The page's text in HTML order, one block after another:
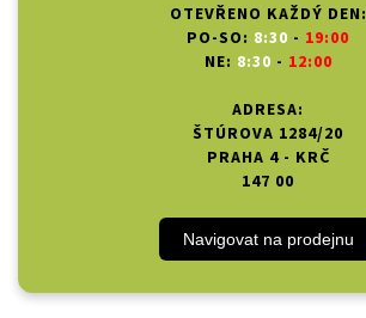
OTEVŘENO KAŽDÝ DEN:
PO-SO: 8:30 - 19:00
NE: 8:30 - 12:00
ADRESA:
ŠTÚROVA 1284/20
PRAHA 4 - KRČ
147 00
Navigovat na prodejnu